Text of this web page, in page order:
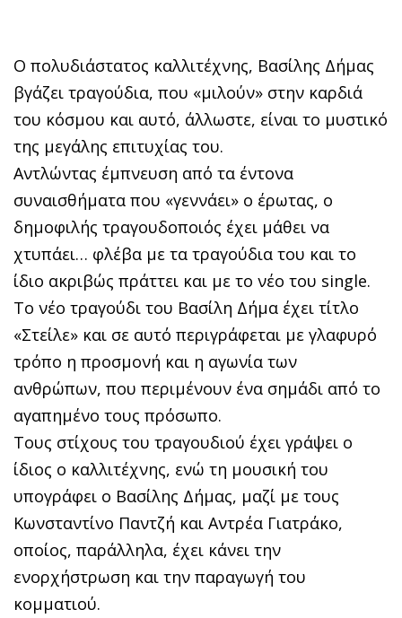
O πολυδιάστατος καλλιτέχνης, Βασίλης Δήμας
βγάζει τραγούδια, που «μιλούν» στην καρδιά
του κόσμου και αυτό, άλλωστε, είναι το μυστικό
της μεγάλης επιτυχίας του.
Αντλώντας έμπνευση από τα έντονα
συναισθήματα που «γεννάει» ο έρωτας, ο
δημοφιλής τραγουδοποιός έχει μάθει να
χτυπάει… φλέβα με τα τραγούδια του και το
ίδιο ακριβώς πράττει και με το νέο του single.
Το νέο τραγούδι του Βασίλη Δήμα έχει τίτλο
«Στείλε» και σε αυτό περιγράφεται με γλαφυρό
τρόπο η προσμονή και η αγωνία των
ανθρώπων, που περιμένουν ένα σημάδι από το
αγαπημένο τους πρόσωπο.
Τους στίχους του τραγουδιού έχει γράψει ο
ίδιος ο καλλιτέχνης, ενώ τη μουσική του
υπογράφει ο Βασίλης Δήμας, μαζί με τους
Κωνσταντίνο Παντζή και Αντρέα Γιατράκο,
οποίος, παράλληλα, έχει κάνει την
ενορχήστρωση και την παραγωγή του
κομματιού.